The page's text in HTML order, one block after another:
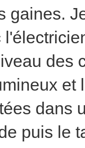
gaines.
des
et
dans
puis le